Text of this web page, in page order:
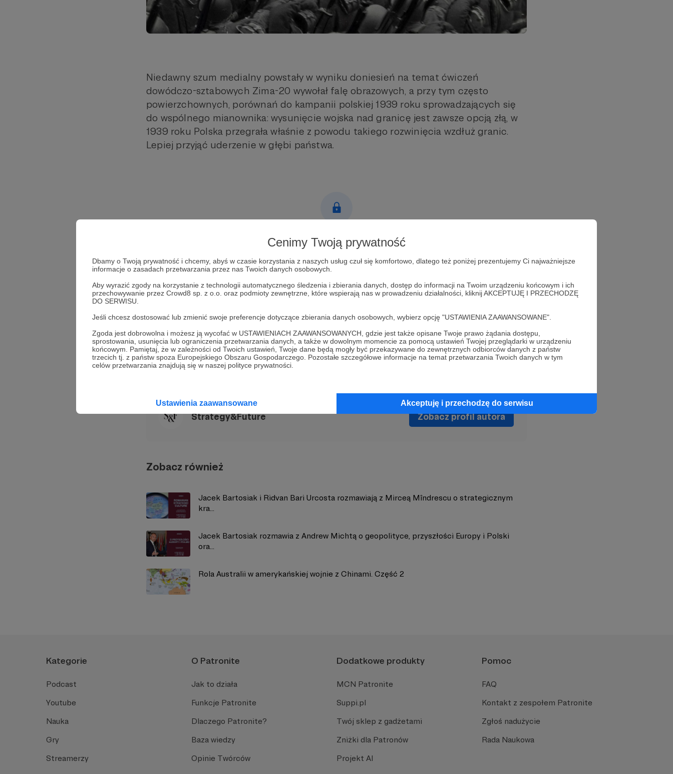
Cenimy Twoją prywatność
Dbamy o Twoją prywatność i chcemy, abyś w czasie korzystania z naszych usług czuł się komfortowo, dlatego też poniżej prezentujemy Ci najważniejsze
informacje o zasadach przetwarzania przez nas Twoich danych osobowych.
Aby wyrazić zgody na korzystanie z technologii automatycznego śledzenia i zbierania danych, dostęp do informacji na Twoim urządzeniu końcowym i ich
przechowywanie przez Crowd8 sp. z o.o. oraz podmioty zewnętrzne, które wspierają nas w prowadzeniu działalności, kliknij AKCEPTUJĘ I PRZECHODZĘ
DO SERWISU.
Jeśli chcesz dostosować lub zmienić swoje preferencje dotyczące zbierania danych osobowych, wybierz opcję "USTAWIENIA ZAAWANSOWANE".
Zgoda jest dobrowolna i możesz ją wycofać w USTAWIENIACH ZAAWANSOWANYCH, gdzie jest także opisane Twoje prawo żądania dostępu,
sprostowania, usunięcia lub ograniczenia przetwarzania danych, a także w dowolnym momencie za pomocą ustawień Twojej przeglądarki w urządzeniu
końcowym. Pamiętaj, że w zależności od Twoich ustawień, Twoje dane będą mogły być przekazywane do zewnętrznych odbiorców danych z państw
trzecich tj. z państw spoza Europejskiego Obszaru Gospodarczego. Pozostałe szczegółowe informacje na temat przetwarzania Twoich danych w tym
celów przetwarzania znajdują się w naszej polityce prywatności.
Ustawienia zaawansowane Akceptuję i przechodzę do serwisu
Niedawny szum medialny powstały w wyniku doniesień na temat ćwiczeń
dowódczo-sztabowych Zima-20 wywołał falę obrazowych, a przy tym często
powierzchownych, porównań do kampanii polskiej 1939 roku sprowadzających się
do wspólnego mianownika: wysunięcie wojska nad granicę jest zawsze opcją złą, w
1939 roku Polska przegrała właśnie z powodu takiego rozwinięcia wzdłuż granic.
Lepiej przyjąć uderzenie w głębi państwa.
Post dostępny tylko dla Patronów
Aby zobaczyć ten materiał musisz być zalogowany
Zostań Patronem
Daniel Tomaszewski Działania militarne Historia Polska&Europa Wojsko polskie
Udostępnij
Strategy&Future Zobacz profil autora
Zobacz również
Jacek Bartosiak i Ridvan Bari Urcosta rozmawiają z Mirceą Mîndrescu o strategicznym
kra...
Jacek Bartosiak rozmawia z Andrew Michtą o geopolityce, przyszłości Europy i Polski
ora...
Rola Australii w amerykańskiej wojnie z Chinami. Część 2
Kategorie
Podcast
Youtube
Nauka
Gry
Streamerzy
O Patronite
Jak to działa
Funkcje Patronite
Dlaczego Patronite?
Baza wiedzy
Opinie Twórców
Dodatkowe produkty
MCN Patronite
Suppi.pl
Twój sklep z gadżetami
Zniżki dla Patronów
Projekt AI
Pomoc
FAQ
Kontakt z zespołem Patronite
Zgłoś nadużycie
Rada Naukowa